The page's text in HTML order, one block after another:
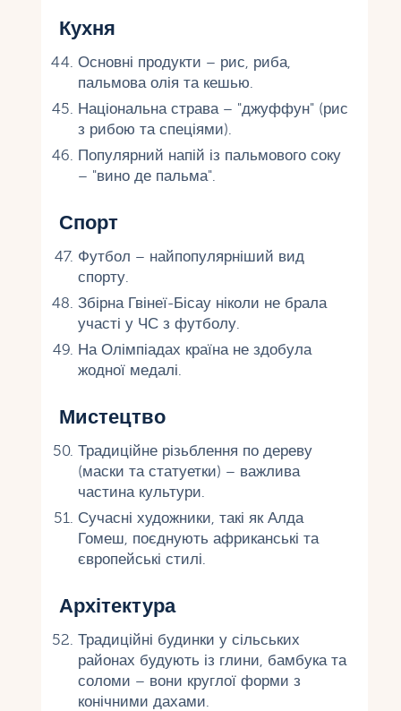
Кухня
Основні продукти – рис, риба,
пальмова олія та кешью.
Національна страва – "джуффун" (рис
з рибою та спеціями).
Популярний напій із пальмового соку
– "вино де пальма".
Спорт
Футбол – найпопулярніший вид
спорту.
Збірна Гвінеї-Бісау ніколи не брала
участі у ЧС з футболу.
На Олімпіадах країна не здобула
жодної медалі.
Мистецтво
Традиційне різьблення по дереву
(маски та статуетки) – важлива
частина культури.
Сучасні художники, такі як Алда
Гомеш, поєднують африканські та
європейські стилі.
Архітектура
Традиційні будинки у сільських
районах будують із глини, бамбука та
соломи – вони круглої форми з
конічними дахами.